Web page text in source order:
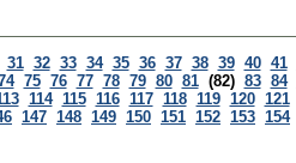
31 32 33 34 35 36 37 38 39 40 41
75 76 77 78 79 80 81 (82) 83 84
114 115 116 117 118 119 120 121
147 148 149 150 151 152 153 154